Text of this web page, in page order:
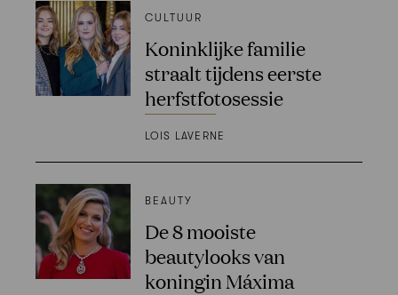
CULTUUR
Koninklijke familie
straalt tijdens eerste
herfstfotosessie
LOIS LAVERNE
BEAUTY
De 8 mooiste
beautylooks van
koningin Máxima